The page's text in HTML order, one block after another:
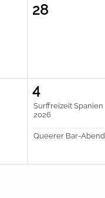
28
4
Surffreizeit Spanien
2026
Queerer Bar-Abend